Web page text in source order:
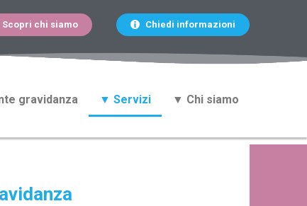
Scopri chi siamo Chiedi informazioni
gravidanza ▼ Servizi ▼ Chi siamo